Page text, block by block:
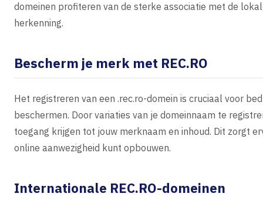
domeinen profiteren van de sterke associatie met de
herkenning.
Bescherm je merk met REC.RO
Het registreren van een .rec.ro-domein is cruciaal voor
beschermen. Door variaties van je domeinnaam te
toegang krijgen tot jouw merknaam en inhoud. Dit zorgt
online aanwezigheid kunt opbouwen.
Internationale REC.RO-domeinen